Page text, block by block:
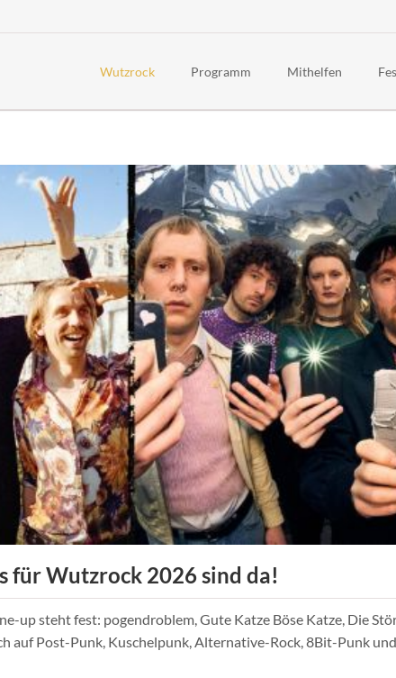
Wutzrock
Rückblick
Geschichte
Politisch
Programm
Rahmenprogramm 2026
Kinderfest
Mithelfen
für Wutzrock 2026 sind da!
up steht fest: pogendroblem, Gute Katze Böse Katze, Die
auf Post-Punk, Kuschelpunk, Alternative-Rock, 8Bit-Punk